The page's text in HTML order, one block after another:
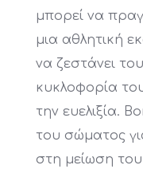
μπορεί να
μια αθλητική
να ζεστάνει
κυκλοφορία
την ευελιξία.
του σώματος
στη μείωση